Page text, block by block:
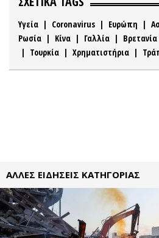
Υγεία | Coronavirus | Ευρώπη |
Ρωσία | Κίνα | Γαλλία | Βρετανία
| Τουρκία | Χρηματιστήρια |
ΑΛΛΕΣ ΕΙΔΗΣΕΙΣ ΚΑΤΗΓΟΡΙΑΣ